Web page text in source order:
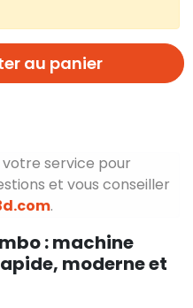
au panier
service pour
et vous conseiller
.
: machine
moderne et